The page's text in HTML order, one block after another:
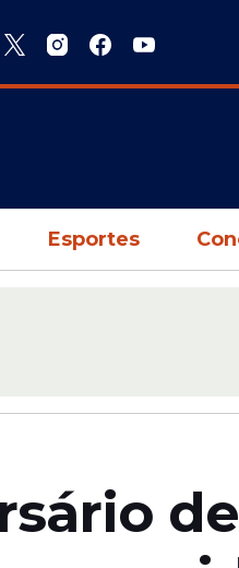
Esportes